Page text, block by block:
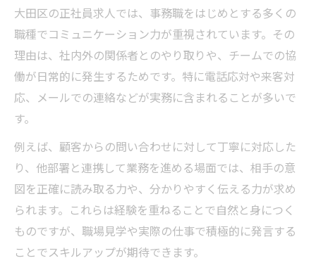
大田区の正社員求人では、事務職をはじめとする多くの
職種でコミュニケーション力が重視されています。その
理由は、社内外の関係者とのやり取りや、チームでの協
働が日常的に発生するためです。特に電話応対や来客対
応、メールでの連絡などが実務に含まれることが多いで
す。
例えば、顧客からの問い合わせに対して丁寧に対応した
り、他部署と連携して業務を進める場面では、相手の意
図を正確に読み取る力や、分かりやすく伝える力が求め
られます。これらは経験を重ねることで自然と身につく
ものですが、職場見学や実際の仕事で積極的に発言する
ことでスキルアップが期待できます。